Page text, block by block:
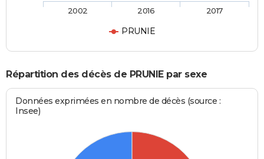
PRUNIE
2002 2016 2017
Répartition des décès de PRUNIE par sexe
Données exprimées en nombre de décès (source :
Insee)